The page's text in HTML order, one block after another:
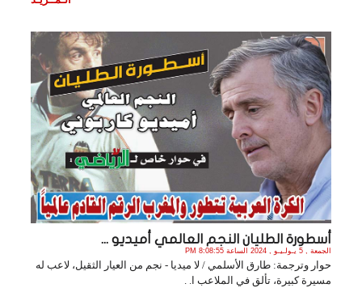
أسطورة الطليان النجم العالمي أميديو ...
الجمعة , 5 يـولـيـو , 2024 الساعة 8:08:55 PM
حوار وترجمة: طارق الأسلمي / لا ميديا - نجم من العيار الثقيل، لاعب له
مسيرة كبيرة، تألق في الملاعب ا. .